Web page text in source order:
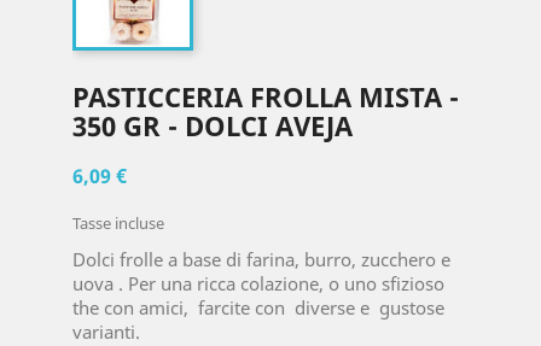
PASTICCERIA FROLLA MISTA -
350 GR - DOLCI AVEJA
6,09 €
Tasse incluse
Dolci frolle a base di farina, burro, zucchero e
uova . Per una ricca colazione, o uno sfizioso
the con amici, farcite con diverse e gustose
varianti.